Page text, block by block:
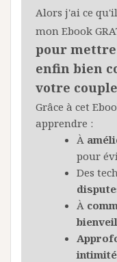
Alors j'ai ce
mon Ebook
pour
enfin bien
votre couple
Grâce à cet
apprendre :
À
pour
Des
À
intimité